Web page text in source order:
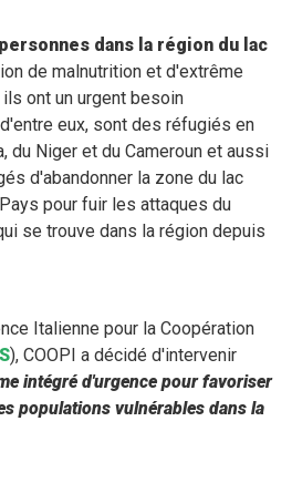
dans la région du lac
de malnutrition et d'extrême
ont un urgent besoin
eux, sont des réfugiés en
du Niger et du Cameroun et aussi
d'abandonner la zone du lac
pour fuir les attaques du
se trouve dans la région depuis
Italienne pour la Coopération
), COOPI a décidé d'intervenir
intégré d'urgence pour favoriser
populations vulnérables dans la